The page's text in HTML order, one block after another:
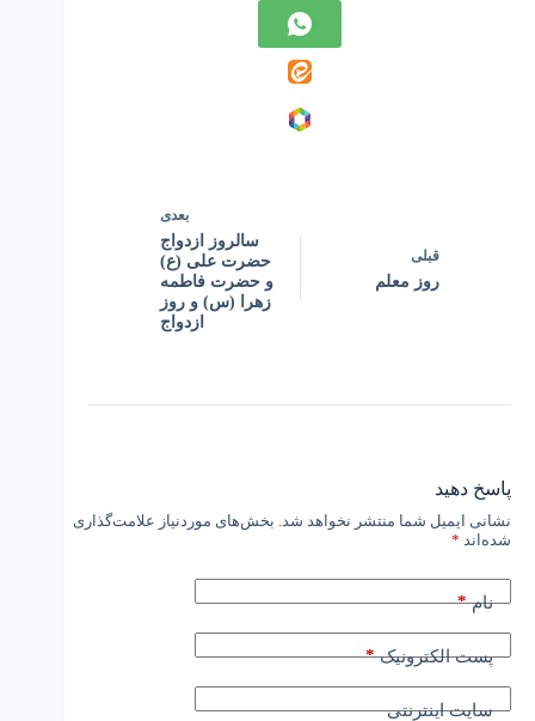
قبلی
روز معلم
بعدی
سالروز ازدواج
حضرت علی (ع)
و حضرت فاطمه
زهرا (س) و روز
ازدواج
پاسخ دهید
نشانی ایمیل شما منتشر نخواهد شد. بخش‌های موردنیاز علامت‌گذاری
شده‌اند *
نام*
پست الکترونیک*
سایت اینترنتی